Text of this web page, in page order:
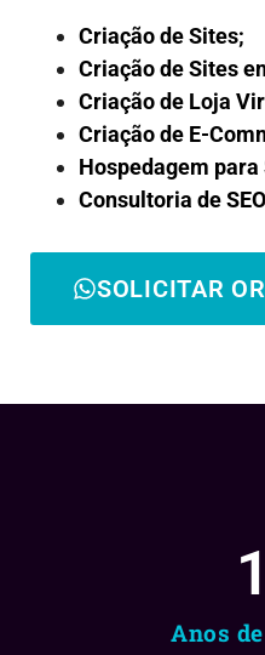
Criação de Sites;
Criação de Sites
Criação de Loja
Criação de E-
Hospedagem para
Consultoria de
SOLICITAR
Anos